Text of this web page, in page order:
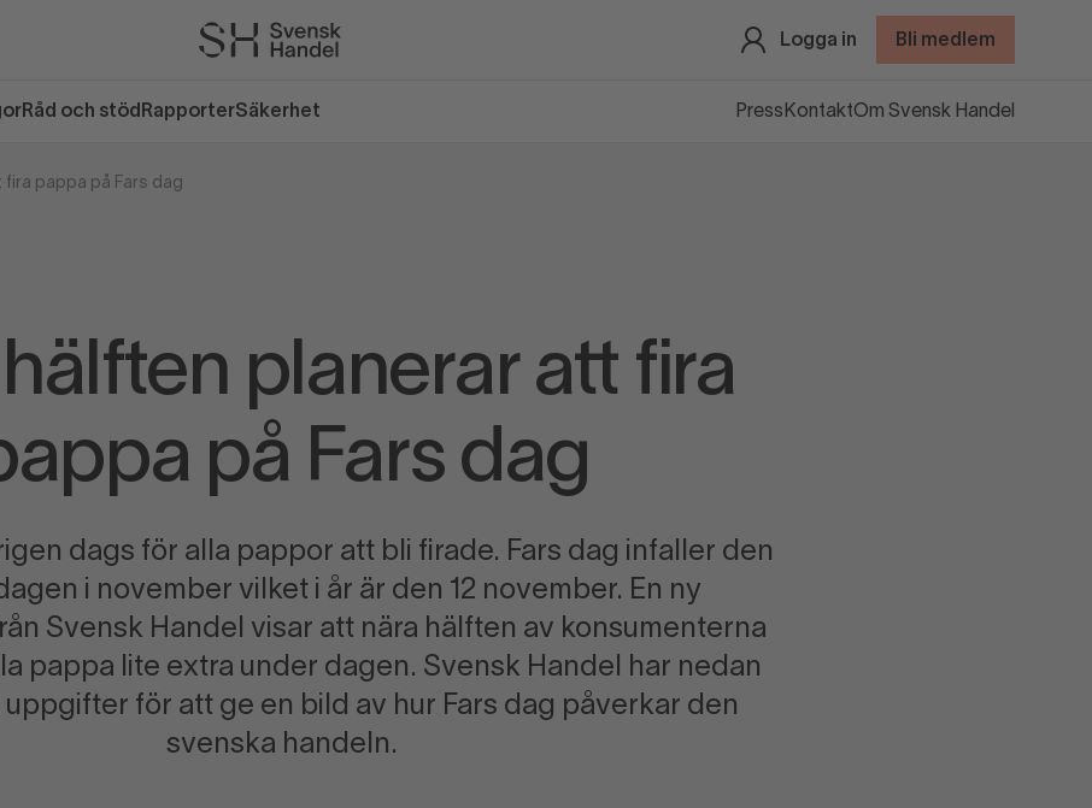
Logga in Bli medlem
Råd och stöd RapporterSäkerhet Press KontaktOm Svensk Handel
pappa på Fars dag
planerar att fira
på Fars dag
dags för alla pappor att bli firade. Fars dag infaller den
i november vilket i år är den 12 november. En ny
Svensk Handel visar att nära hälften av konsumenterna
pappa lite extra under dagen. Svensk Handel har nedan
för att ge en bild av hur Fars dag påverkar den
svenska handeln.